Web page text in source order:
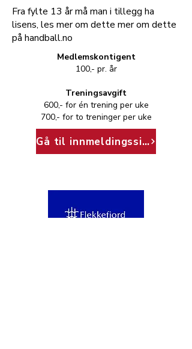
Fra fylte 13 år må man i tillegg ha
lisens, les mer om dette mer om dette
på handball.no
Medlemskontigent
100,- pr. år
Treningsavgift
600,- for én trening per uke
700,- for to treninger per uke
Gå til innmeldingsside